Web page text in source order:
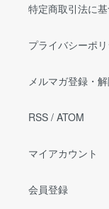
特定商取引法に
プライバシーポ
メルマガ登録・
RSS / ATOM
マイアカウント
会員登録